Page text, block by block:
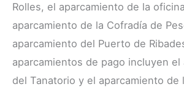
Rolles, el aparcamiento de la
aparcamiento de la Cofradía de
aparcamiento del Puerto de
aparcamientos de pago incluyen el
del Tanatorio y el aparcamiento de